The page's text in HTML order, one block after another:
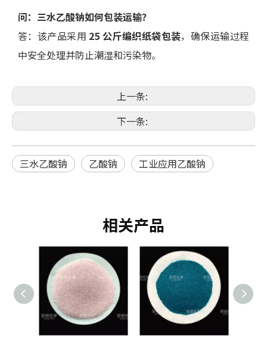
问：三水乙酸钠如何包装运输？
答：该产品采用 25 公斤编织纸袋包装，确保运输过程
中安全处理并防止潮湿和污染物。
上一条:
下一条:
三水乙酸钠 乙酸钠 工业应用乙酸钠
相关产品